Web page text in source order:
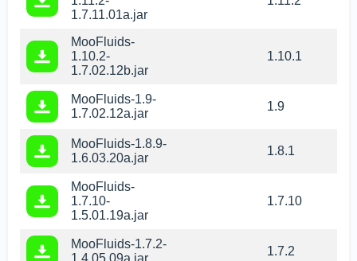
1.7.11.01a.jar
MooFluids-
1.10.2-
1.7.02.12b.jar
1.10.1
MooFluids-1.9-
1.7.02.12a.jar
1.9
MooFluids-1.8.9-
1.6.03.20a.jar
1.8.1
MooFluids-
1.7.10-
1.5.01.19a.jar
1.7.10
MooFluids-1.7.2-
1.4.05.09a.jar
1.7.2
Мы используем файлы cookie